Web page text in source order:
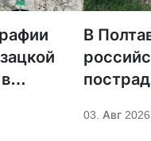
В
03. Авг 2026